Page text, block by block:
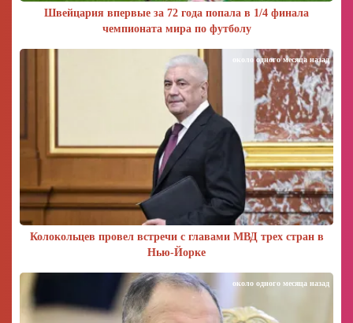
Швейцария впервые за 72 года попала в 1/4 финала
чемпионата мира по футболу
Колокольцев провел встречи с главами МВД трех стран в
Нью-Йорке
около одного месяца назад
около одного месяца назад